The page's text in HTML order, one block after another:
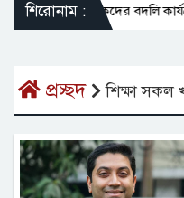
শিরোনাম :
শিক্ষকদের বদলি কার্যক্রম
প্রচ্ছদ শিক্ষা সকল